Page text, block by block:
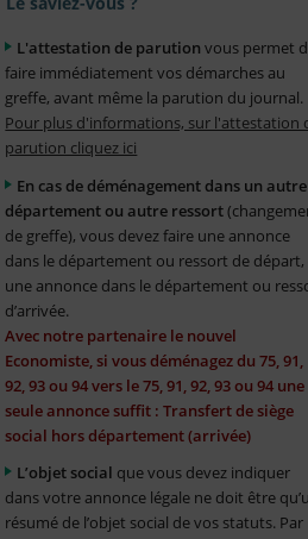
L'attestation de parution vous permet
faire immédiatement vos démarches au
greffe, avant même la parution du journal.
Pour plus d'informations, sur l'attestation
parution cliquez ici
En cas de déménagement dans un autre
département ou autre ressort
de greffe), vous devez faire une annonce
dans le département ou ressort de départ,
une annonce dans le département ou
d’arrivée.
Avec notre partenaire le nouvel
Economiste, si vous déménagez du 75, 91,
92, 93 ou 94 vers le 75, 91, 92, 93 ou 94 une
seule annonce suffit : Transfert de siège
social hors département (arrivée)
L’objet social que vous devez indiquer
dans votre annonce légale ne doit être
résumé de l’objet social de vos statuts. Par